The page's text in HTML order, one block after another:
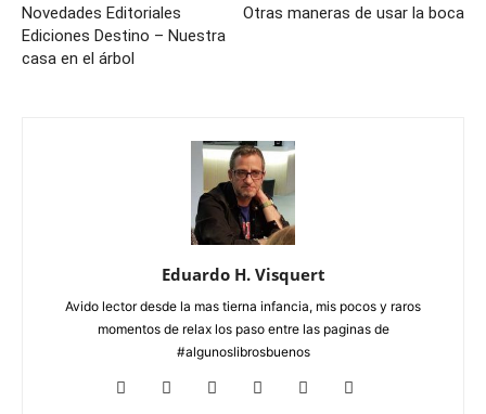
Novedades Editoriales
Ediciones Destino – Nuestra
casa en el árbol
Otras maneras de usar la boca
Eduardo H. Visquert
Avido lector desde la mas tierna infancia, mis pocos y raros
momentos de relax los paso entre las paginas de
#algunoslibrosbuenos